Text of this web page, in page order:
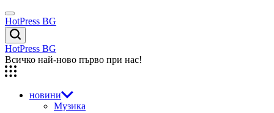
Skip
to
content
Menu
HotPress BG
Търсене
HotPress BG
Всичко най-ново първо при нас!
новини
Музика